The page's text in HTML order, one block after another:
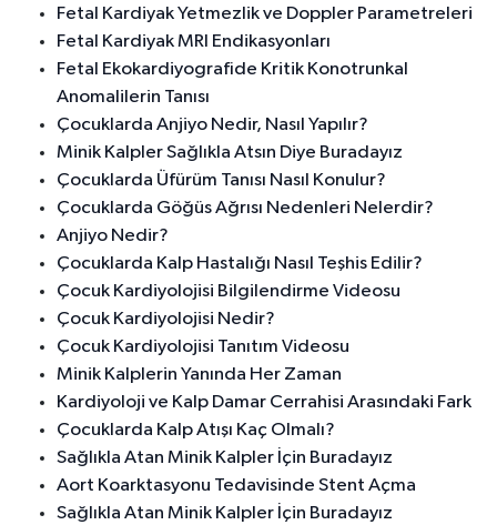
Fetal Kardiyak Yetmezlik ve Doppler Parametreleri
Fetal Kardiyak MRI Endikasyonları
Fetal Ekokardiyografide Kritik Konotrunkal
Anomalilerin Tanısı
Çocuklarda Anjiyo Nedir, Nasıl Yapılır?
Minik Kalpler Sağlıkla Atsın Diye Buradayız
Çocuklarda Üfürüm Tanısı Nasıl Konulur?
Çocuklarda Göğüs Ağrısı Nedenleri Nelerdir?
Anjiyo Nedir?
Çocuklarda Kalp Hastalığı Nasıl Teşhis Edilir?
Çocuk Kardiyolojisi Bilgilendirme Videosu
Çocuk Kardiyolojisi Nedir?
Çocuk Kardiyolojisi Tanıtım Videosu
Minik Kalplerin Yanında Her Zaman
Kardiyoloji ve Kalp Damar Cerrahisi Arasındaki Fark
Çocuklarda Kalp Atışı Kaç Olmalı?
Sağlıkla Atan Minik Kalpler İçin Buradayız
Aort Koarktasyonu Tedavisinde Stent Açma
Sağlıkla Atan Minik Kalpler İçin Buradayız